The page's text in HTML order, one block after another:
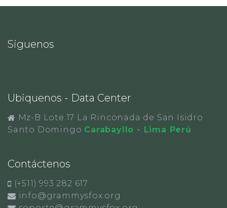
Siguenos
Ubiquenos - Data Center
Mz-B Lote.17 La Rinconada de San Isidro
Santo Domingo Carabayllo - Lima Perú
Contáctenos
(+511) 993 282 617
info@grammysfox.org